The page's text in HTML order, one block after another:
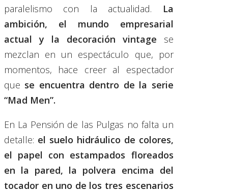
paralelismo con la actualidad. La
ambición, el mundo empresarial
actual y la decoración vintage se
mezclan en un espectáculo que, por
momentos, hace creer al espectador
que se encuentra dentro de la serie
“Mad Men”.
En La Pensión de las Pulgas no falta un
detalle: el suelo hidráulico de colores,
el papel con estampados floreados
en la pared, la polvera encima del
tocador en uno de los tres escenarios